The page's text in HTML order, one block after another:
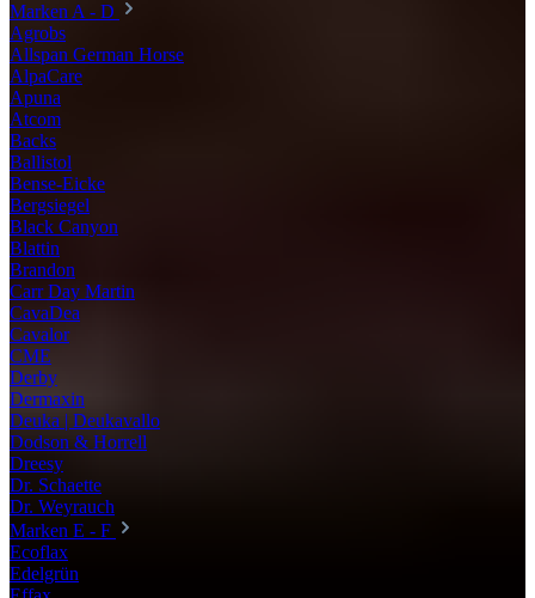
Marken A - D
Agrobs
Allspan German Horse
AlpaCare
Apuna
Atcom
Backs
Ballistol
Bense-Eicke
Bergsiegel
Black Canyon
Blattin
Brandon
Carr Day Martin
CavaDea
Cavalor
CME
Derby
Dermaxin
Deuka | Deukavallo
Dodson & Horrell
Dreesy
Dr. Schaette
Dr. Weyrauch
Marken E - F
Ecoflax
Edelgrün